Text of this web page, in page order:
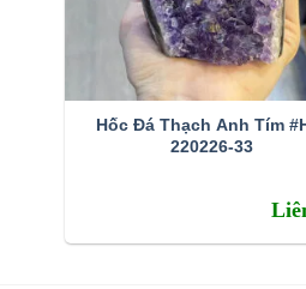
Tên khoa học: đá thạch
Hốc Đá Thạch Anh Tím
220226-33